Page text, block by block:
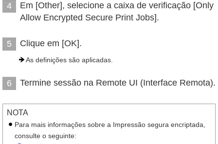
4
Em [Other], selecione a caixa de verificação [Only
Allow Encrypted Secure Print Jobs].
5 Clique em [OK].
As definições são aplicadas.
6 Termine sessão na Remote UI (Interface Remota).
NOTA
Para mais informações sobre a Impressão segura encriptada,
consulte o seguinte: